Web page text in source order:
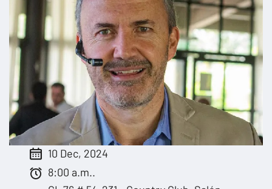
10 Dec, 2024
8:00 a.m..